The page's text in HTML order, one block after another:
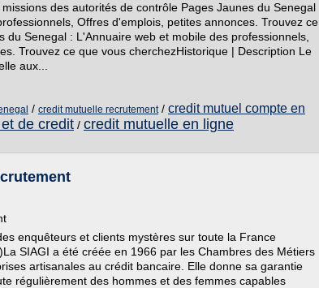
des autorités de contrôle Pages Jaunes du Senegal
Offres d'emplois, petites annonces. Trouvez ce
du Senegal : L'Annuaire web et mobile des professionnels,
Trouvez ce que vous cherchezHistorique | Description Le
aux...
/ credit mutuelle recrutement/ credit mutuel compte en
de credit / credit mutuelle en ligne
enquêteurs et clients mystères sur toute la France
SIAGI a été créée en 1966 par les Chambres des Métiers
artisanales au crédit bancaire. Elle donne sa garantie
régulièrement des hommes et des femmes capables